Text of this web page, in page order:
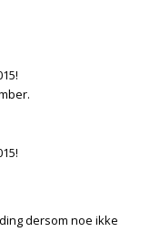
dersom noe ikke